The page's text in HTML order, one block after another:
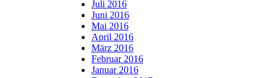
Juli 2016
Juni 2016
Mai 2016
April 2016
März 2016
Februar 2016
Januar 2016